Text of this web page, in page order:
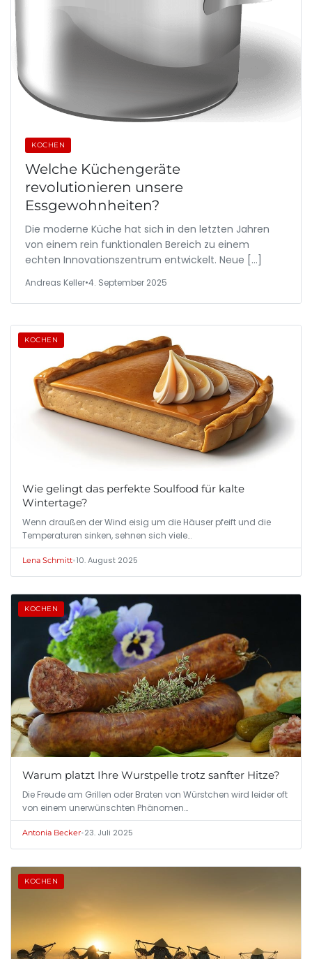
KOCHEN
Welche Küchengeräte
revolutionieren unsere
Essgewohnheiten?
Die moderne Küche hat sich in den letzten Jahren
von einem rein funktionalen Bereich zu einem
echten Innovationszentrum entwickelt. Neue […]
Andreas Keller•4. September 2025
KOCHEN
Wie gelingt das perfekte Soulfood für kalte
Wintertage?
Wenn draußen der Wind eisig um die Häuser pfeift und die
Temperaturen sinken, sehnen sich viele…
Lena Schmitt•10. August 2025
KOCHEN
Warum platzt Ihre Wurstpelle trotz sanfter Hitze?
Die Freude am Grillen oder Braten von Würstchen wird leider oft
von einem unerwünschten Phänomen…
Antonia Becker•23. Juli 2025
KOCHEN